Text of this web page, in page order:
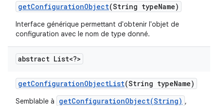
getConfigurationObject(String typeName)
Interface générique permettant d'obtenir l'objet de
configuration avec le nom de type donné.
abstract List<?>
getConfigurationObjectList(String typeName)
Semblable à getConfigurationObject(String) ,